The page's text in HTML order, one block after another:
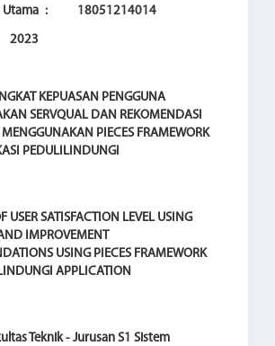
Utama : 18051214014
2023
KEPUASAN PENGGUNA
SERVQUAL DAN REKOMENDASI
PIECES FRAMEWORK
PEDULILINDUNGI
USER SATISFACTION LEVEL USING
IMPROVEMENT
USING PIECES FRAMEWORK
APPLICATION
Teknik - Jurusan S1 Sistem